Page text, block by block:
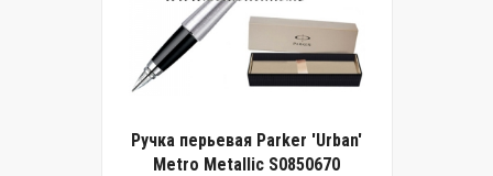
Ручка перьевая Parker 'Urban'
Metro Metallic S0850670